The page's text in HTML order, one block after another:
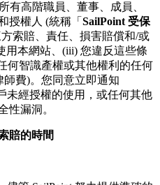
有高階職員、董事、成員、
授權人 (統稱「 SailPoint 受保
索賠、責任、損害賠償和/或
用本網站、(iii) 您違反這些條
何智識產權或其他權利的任何
費)。您同意立即通知
未經授權的使用，或任何其他
性漏洞。
賠的時間